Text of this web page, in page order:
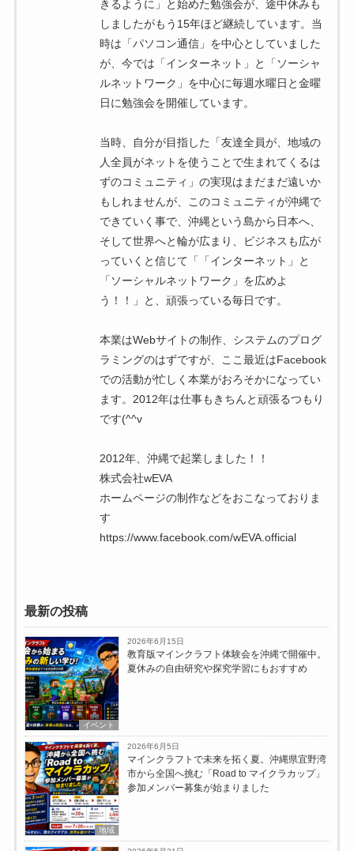
きるように」と始めた勉強会が、途中休みも
しましたがもう15年ほど継続しています。当
時は「パソコン通信」を中心としていました
が、今では「インターネット」と「ソーシャ
ルネットワーク」を中心に毎週水曜日と金曜
日に勉強会を開催しています。
当時、自分が目指した「友達全員が、地域の
人全員がネットを使うことで生まれてくるは
ずのコミュニティ」の実現はまだまだ遠いか
もしれませんが、このコミュニティが沖縄で
できていく事で、沖縄という島から日本へ、
そして世界へと輪が広まり、ビジネスも広が
っていくと信じて「「インターネット」と
「ソーシャルネットワーク」を広めよ
う！！」と、頑張っている毎日です。
本業はWebサイトの制作、システムのプログ
ラミングのはずですが、ここ最近はFacebook
での活動が忙しく本業がおろそかになってい
ます。2012年は仕事もきちんと頑張るつもり
です(^^v
2012年、沖縄で起業しました！！
株式会社wEVA
ホームページの制作などをおこなっておりま
す
https://www.facebook.com/wEVA.official
最新の投稿
イベント
2026年6月15日
教育版マインクラフト体験会を沖縄で開催中。
夏休みの自由研究や探究学習にもおすすめ
地域
2026年6月5日
マインクラフトで未来を拓く夏。沖縄県宜野湾
市から全国へ挑む「Road to マイクラカップ」
参加メンバー募集が始まりました